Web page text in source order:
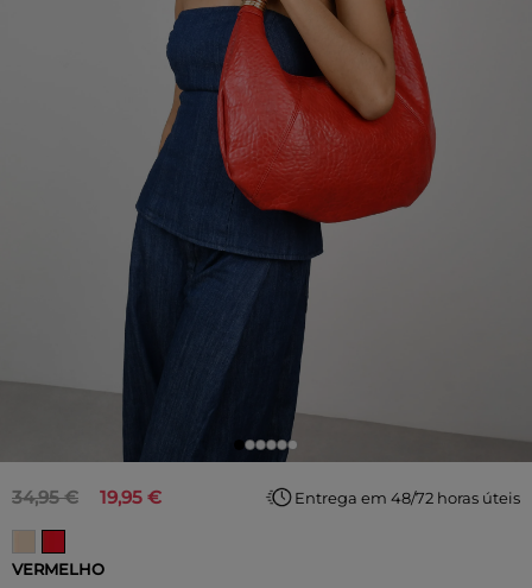
19,95 €
34,95 €
VERMELHO
Entrega em 48/72 horas úteis